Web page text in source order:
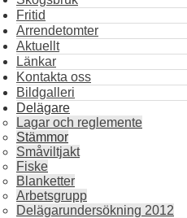
Fritid
Arrendetomter
Aktuellt
Länkar
Kontakta oss
Bildgalleri
Delägare
Lagar och reglemente
Stämmor
Småviltjakt
Fiske
Blanketter
Arbetsgrupp
Delägarundersökning 2012